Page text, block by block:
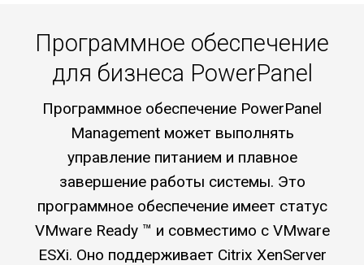
Программное обеспечение
для бизнеса PowerPanel
Программное обеспечение PowerPanel
Management может выполнять
управление питанием и плавное
завершение работы системы. Это
программное обеспечение имеет статус
VMware Ready ™ и совместимо с VMware
ESXi. Оно поддерживает Citrix XenServer